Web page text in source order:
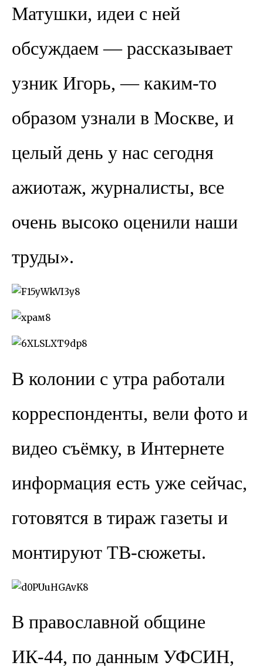
Матушки, идеи с ней
обсуждаем — рассказывает
узник Игорь, — каким-то
образом узнали в Москве, и
целый день у нас сегодня
ажиотаж, журналисты, все
очень высоко оценили наши
труды».
В колонии с утра работали
корреспонденты, вели фото и
видео съёмку, в Интернете
информация есть уже сейчас,
готовятся в тираж газеты и
монтируют ТВ-сюжеты.
В православной общине
ИК-44, по данным УФСИН,